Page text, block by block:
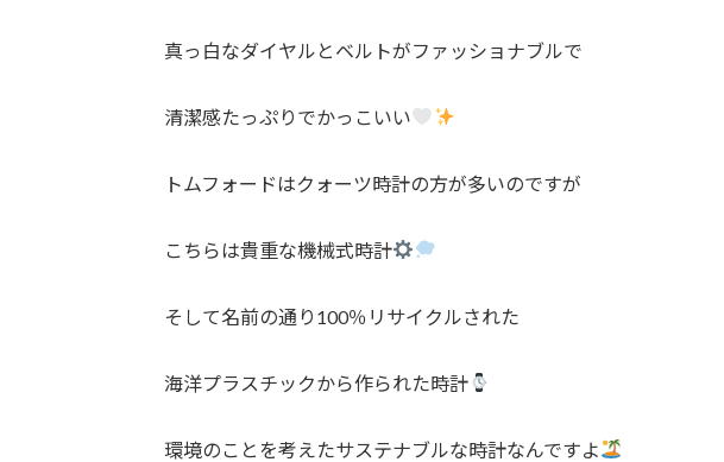
真っ白なダイヤルとベルトがファッショナブルで
清潔感たっぷりでかっこいい
トムフォードはクォーツ時計の方が多いのですが
こちらは貴重な機械式時計
そして名前の通り100％リサイクルされた
海洋プラスチックから作られた時計
環境のことを考えたサステナブルな時計なんですよ